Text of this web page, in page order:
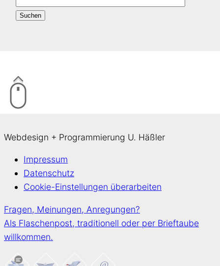
Webdesign + Programmierung U. Häßler
Impressum
Datenschutz
Cookie-Einstellungen überarbeiten
Fragen, Meinungen, Anregungen?
Als Flaschenpost, traditionell oder per Brieftaube
willkommen.